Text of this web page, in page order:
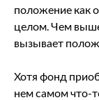
положение как
целом. Чем
вызывает
Хотя фонд
нем самом что-